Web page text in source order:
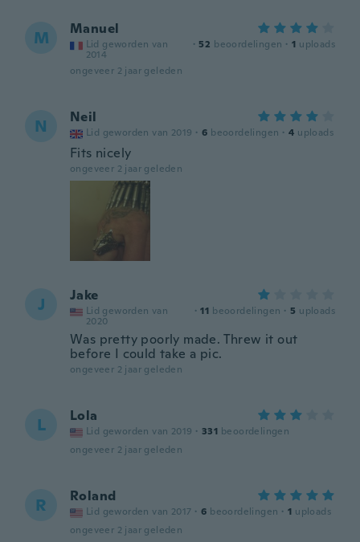
M Manuel
Lid geworden van
2014
· 52 beoordelingen · 1 uploads
ongeveer 2 jaar geleden
N Neil
Lid geworden van 2019 · 6 beoordelingen · 4 uploads
Fits nicely
ongeveer 2 jaar geleden
J Jake
Lid geworden van
2020
· 11 beoordelingen · 5 uploads
Was pretty poorly made. Threw it out
before I could take a pic.
ongeveer 2 jaar geleden
L Lola
Lid geworden van 2019 · 331 beoordelingen
ongeveer 2 jaar geleden
R Roland
Lid geworden van 2017 · 6 beoordelingen · 1 uploads
ongeveer 2 jaar geleden